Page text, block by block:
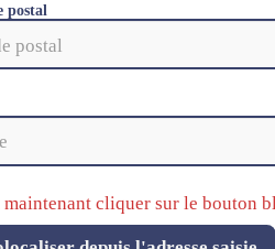
postal
cliquer sur le bouton